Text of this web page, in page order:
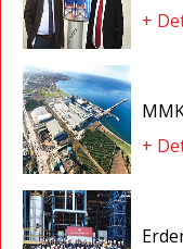
+
+